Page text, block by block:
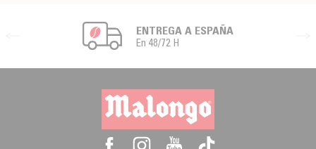
ENTREGA A ESPAÑA
En 48/72 H